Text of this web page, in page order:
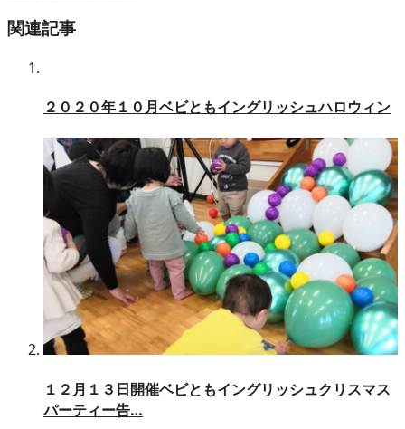
関連記事
２０２０年１０月ベビともイングリッシュハロウィン
１２月１３日開催ベビともイングリッシュクリスマス
パーティー告…